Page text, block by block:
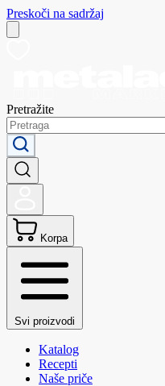
Preskoči na sadržaj
Pretražite
Korpa
Svi proizvodi
Katalog
Recepti
Naše priče